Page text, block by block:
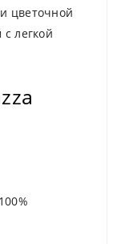
цветочной
легкой